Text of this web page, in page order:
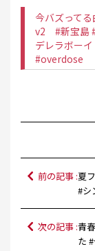
今バズって
v2 #新宝島
デレラボーイ
#overdose
前の記事 :夏
#シ
次の記事 :青
た